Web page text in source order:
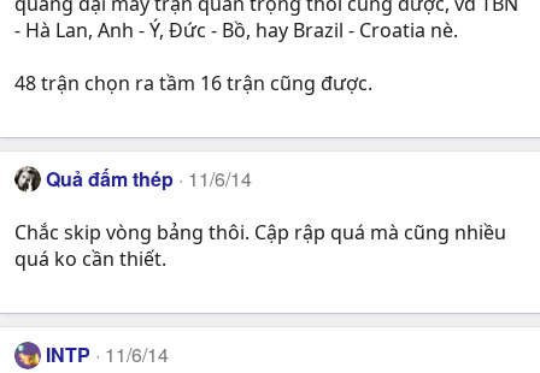
- Hà Lan, Anh - Ý, Đức - Bồ, hay Brazil - Croatia nè.
48 trận chọn ra tầm 16 trận cũng được.
Quả đấm thép 11/6/14
Chắc skip vòng bảng thôi. Cập rập quá mà cũng nhiều
quá ko cần thiết.
INTP 11/6/14